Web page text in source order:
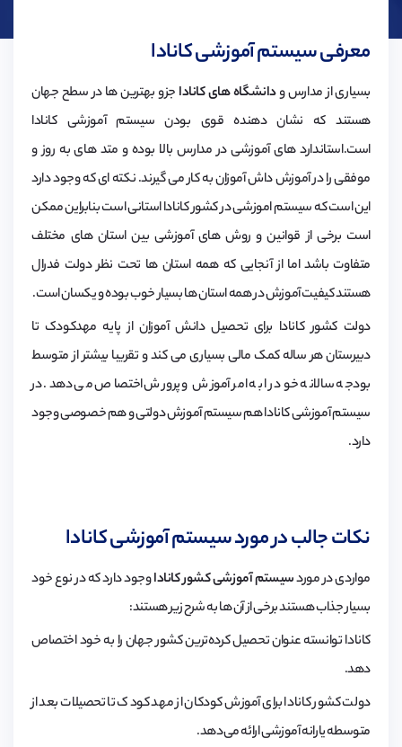
معرفی سیستم آموزشی کانادا
بسیاری از مدارس ودانشگاه های کانادا جزو بهترین ها در سطح جهان
هستند که نشان دهنده قوی بودن سیستم آموزشی کانادا
است.استاندارد های آموزشی در مدارس بالا بوده و متد های به روز و
موفقی را در آموزش داش آموزان به کار می گیرند. نکته ای که وجود دارد
این است که سیستم اموزشی در کشور کانادا استانی است بنابراین ممکن
است برخی از قوانین و روش های آموزشی بین استان های مختلف
متفاوت باشد اما از آنجایی که همه استان ها تحت نظر دولت فدرال
هستند کیفیت آموزش در همه استان ها بسیار خوب بوده و یکسان است.
دولت کشور کانادا برای تحصیل دانش آموزان از پایه مهدکودک تا
دبیرستان هر ساله کمک مالی بسیاری می کند و تقریبا بیشتر از متوسط
بودجه سالانه خود را به امر آموزش و پرورش اختصاص می دهد. در
سیستم آموزشی کانادا هم سیستم آموزش دولتی و هم خصوصی وجود
دارد.
نکات جالب در مورد سیستم آموزشی کانادا
مواردی در موردسیستم آموزشی کشور کاناداوجود دارد که در نوع خود
بسیار جذاب هستند برخی از آن ها به شرح زیر هستند:
کانادا توانسته عنوان تحصیل کرده‌ترین‌ کشور جهان را به خود اختصاص
دهد.
دولت کشور کانادا برای آموزش کودکان از مهد کودک تا تحصیلات بعد از
متوسطه یارانه آموزشی ارائه می‌دهد.